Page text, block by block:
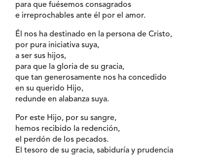
para que fuésemos consagrados
e irreprochables ante él por el amor.
Él nos ha destinado en la persona de Cristo,
por pura iniciativa suya,
a ser sus hijos,
para que la gloria de su gracia,
que tan generosamente nos ha concedido
en su querido Hijo,
redunde en alabanza suya.
Por este Hijo, por su sangre,
hemos recibido la redención,
el perdón de los pecados.
El tesoro de su gracia, sabiduría y prudencia